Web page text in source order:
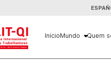
InícioMundo Quem